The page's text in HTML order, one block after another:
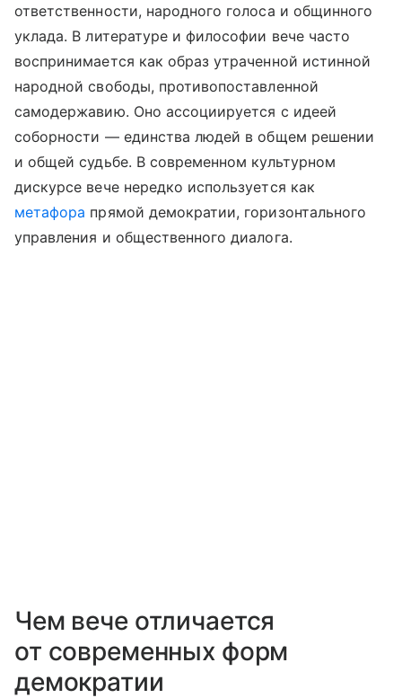
ответственности, народного голоса и общинного
уклада. В литературе и философии вече часто
воспринимается как образ утраченной истинной
народной свободы, противопоставленной
самодержавию. Оно ассоциируется с идеей
соборности — единства людей в общем решении
и общей судьбе. В современном культурном
дискурсе вече нередко используется как
метафора прямой демократии, горизонтального
управления и общественного диалога.
Чем вече отличается
от современных форм
демократии